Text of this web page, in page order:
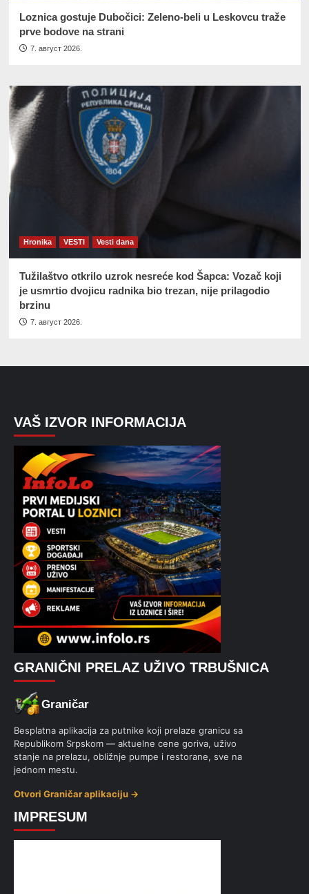
Loznica gostuje Dubočici: Zeleno-beli u Leskovcu traže
prve bodove na strani
7. август 2026.
Hronika VESTI Vesti dana
Tužilaštvo otkrilo uzrok nesreće kod Šapca: Vozač koji
je usmrtio dvojicu radnika bio trezan, nije prilagodio
brzinu
7. август 2026.
VAŠ IZVOR INFORMACIJA
GRANIČNI PRELAZ UŽIVO TRBUŠNICA
Graničar
Besplatna aplikacija za putnike koji prelaze granicu sa
Republikom Srpskom — aktuelne cene goriva, uživo
stanje na prelazu, obližnje pumpe i restorane, sve na
jednom mestu.
Otvori Graničar aplikaciju →
IMPRESUM